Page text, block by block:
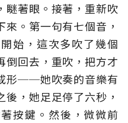
瞇著眼。接著，重新吹
。第一句有七個音，
始，這次多吹了幾個
倒回去，重吹，把方才
形──她吹奏的音樂有
，她足足停了六秒，
按鍵。然後，微微前